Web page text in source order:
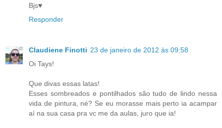
Bjs♥
Responder
Claudiene Finotti 23 de janeiro de 2012 às 09:58
Oi Tays!
Que divas essas latas!
Esses sombreados e pontilhados são tudo de lindo nessa
vida de pintura, né? Se eu morasse mais perto ia acampar
aí na sua casa pra vc me da aulas, juro que ia!